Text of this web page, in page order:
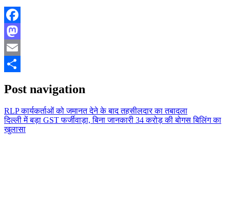
Facebook
Mastodon
Email
Post navigation
RLP कार्यकर्ताओं को जमानत देने के बाद तहसीलदार का तबादला
दिल्ली में बड़ा GST फर्जीवाड़ा, बिना जानकारी 34 करोड़ की बोगस बिलिंग का
खुलासा